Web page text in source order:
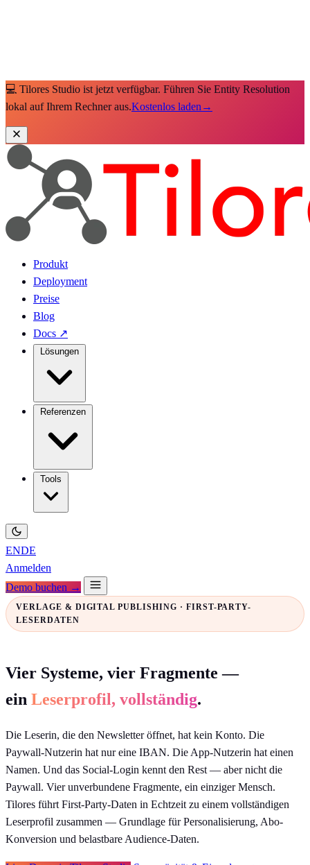
💻 Tilores Studio ist jetzt verfügbar. Führen Sie Entity Resolution
lokal auf Ihrem Rechner aus.Kostenlos laden →
Produkt
Deployment
Preise
Blog
Docs ↗
ENDE
Anmelden
Demo buchen →
VERLAGE & DIGITAL PUBLISHING · FIRST-PARTY-
LESERDATEN
Vier Systeme, vier Fragmente —
ein Leserprofil, vollständig.
Die Leserin, die den Newsletter öffnet, hat kein Konto. Die
Paywall-Nutzerin hat nur eine IBAN. Die App-Nutzerin hat einen
Namen. Und das Social-Login kennt den Rest — aber nicht die
Paywall. Vier unverbundene Fragmente, ein einziger Mensch.
Tilores führt First-Party-Daten in Echtzeit zu einem vollständigen
Leserprofil zusammen — Grundlage für Personalisierung, Abo-
Konversion und belastbare Audience-Daten.